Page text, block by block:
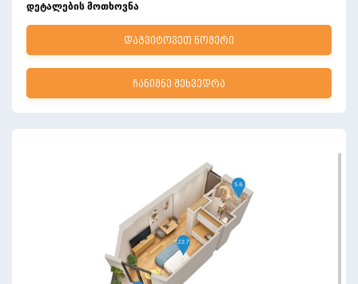
დეტალების მოთხოვნა
ᲓᲐᲒᲕᲘᲢᲝᲕᲔᲗ ᲜᲝᲛᲔᲠᲘ
ᲩᲐᲜᲘᲨᲜᲔ ᲨᲔᲮᲕᲔᲓᲠᲐ